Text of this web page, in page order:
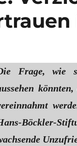
Frage, wie
Böckler-